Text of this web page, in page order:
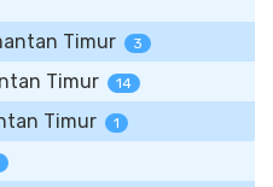
Timur 3
Timur 14
Timur 1